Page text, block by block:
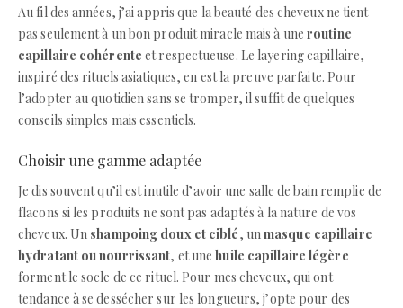
Au fil des années, j’ai appris que la beauté des cheveux ne tient
pas seulement à un bon produit miracle mais à uneroutine
capillaire cohérente et respectueuse. Le layering capillaire,
inspiré des rituels asiatiques, en est la preuve parfaite. Pour
l’adopter au quotidien sans se tromper, il suffit de quelques
conseils simples mais essentiels.
Choisir une gamme adaptée
Je dis souvent qu’il est inutile d’avoir une salle de bain remplie de
flacons si les produits ne sont pas adaptés à la nature de vos
cheveux. Un shampoing doux et ciblé, unmasque capillaire
hydratant ou nourrissant, et unehuile capillaire légère
forment le socle de ce rituel. Pour mes cheveux, qui ont
tendance à se dessécher sur les longueurs, j’opte pour des